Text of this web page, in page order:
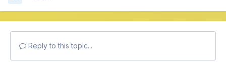
Reply to this topic...